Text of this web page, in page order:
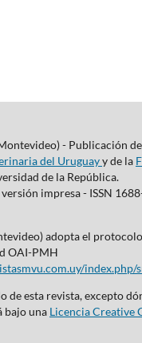
- Publicación
del Uruguayy de la
de la República.
impresa - ISSN
adopta el
OAI-PMH
index.php/
de esta revista, excepto
bajo una Licencia Creative